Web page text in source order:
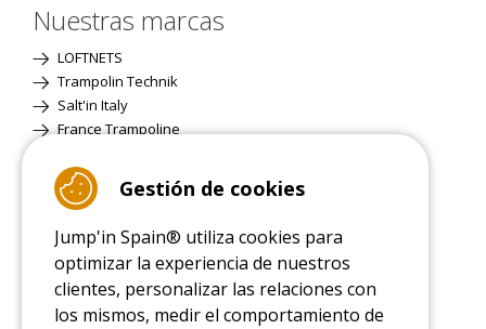
Nuestras marcas
LOFTNETS
Trampolin Technik
Salt'in Italy
France Trampoline
Página ClásicaGestión de cookies
Jump'in Spain® utiliza cookies para
optimizar la experiencia de nuestros
clientes, personalizar las relaciones con
los mismos, medir el comportamiento de